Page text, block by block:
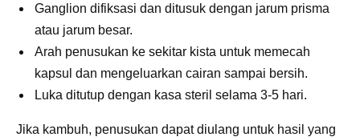
Ganglion difiksasi dan ditusuk dengan jarum prisma
atau jarum besar.
Arah penusukan ke sekitar kista untuk memecah
kapsul dan mengeluarkan cairan sampai bersih.
Luka ditutup dengan kasa steril selama 3-5 hari.
Jika kambuh, penusukan dapat diulang untuk hasil yang